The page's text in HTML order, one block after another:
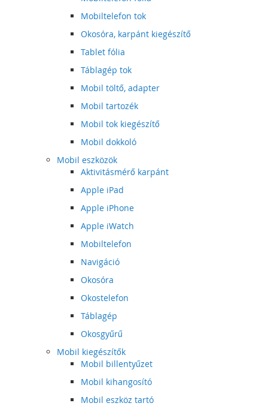
Mobiltelefon tok
Okosóra, karpánt kiegészítő
Tablet fólia
Táblagép tok
Mobil töltő, adapter
Mobil tartozék
Mobil tok kiegészítő
Mobil dokkoló
Mobil eszközök
Aktivitásmérő karpánt
Apple iPad
Apple iPhone
Apple iWatch
Mobiltelefon
Navigáció
Okosóra
Okostelefon
Táblagép
Okosgyűrű
Mobil kiegészítők
Mobil billentyűzet
Mobil kihangosító
Mobil eszköz tartó